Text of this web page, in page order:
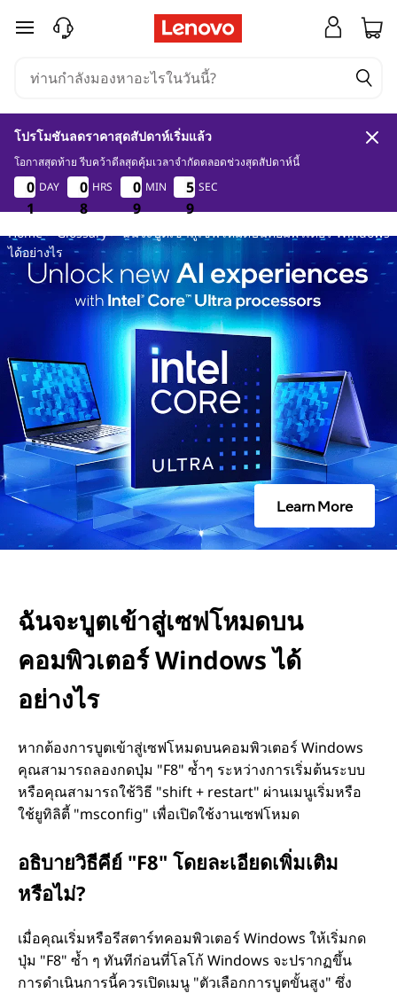
ฉั
จ
ะ
บู
ต
เ
า
เ
ด
ม
ข้ามไปที่เนื้อหาหลัก
โปรโมชันลดราคาสุดสัปดาห์เริ่มแล้ว
โอกาสสุดท้าย รีบคว้าดีลสุดคุ้มเวลาจำกัดตลอดช่วงสุดสัปดาห์นี้
0
1
0
1
0
1
0
1
DAY
0
8
0
8
0
8
0
8
HRS
0
9
0
9
0
9
0
9
MIN
5
8
5
8
5
8
5
8
SEC
Home>Glossary> ฉันจะบูตเข้าสู่เซฟโหมดบนคอมพิวเตอร์ Windows
ได้อย่างไร
Learn More
ฉันจะบูตเข้าสู่เซฟโหมดบน
คอมพิวเตอร์ Windows ได้
อย่างไร
หากต้องการบูตเข้าสู่เซฟโหมดบนคอมพิวเตอร์ Windows
คุณสามารถลองกดปุ่ม "F8" ซ้ำๆ ระหว่างการเริ่มต้นระบบ
หรือคุณสามารถใช้วิธี "shift + restart" ผ่านเมนูเริ่มหรือ
ใช้ยูทิลิตี้ "msconfig" เพื่อเปิดใช้งานเซฟโหมด
อธิบายวิธีคีย์ "F8" โดยละเอียดเพิ่มเติม
หรือไม่?
เมื่อคุณเริ่มหรือรีสตาร์ทคอมพิวเตอร์ Windows ให้เริ่มกด
ปุ่ม "F8" ซ้ำ ๆ ทันทีก่อนที่โลโก้ Windows จะปรากฏขึ้น
การดำเนินการนี้ควรเปิดเมนู "ตัวเลือกการบูตขั้นสูง" ซึ่ง